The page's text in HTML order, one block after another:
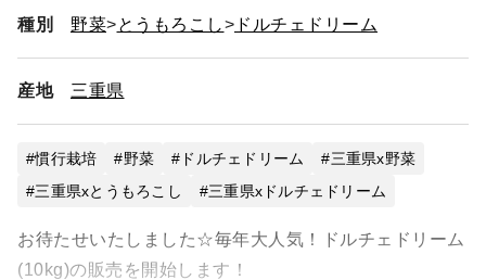
種別 野菜 とうもろこし ドルチェドリーム
産地 三重県
慣行栽培 野菜 ドルチェドリーム
三重県x野菜
三重県xとうもろこし
三重県xドルチェドリーム
お待たせいたしました☆毎年大人気！ドルチェドリーム
(10kg)の販売を開始します！